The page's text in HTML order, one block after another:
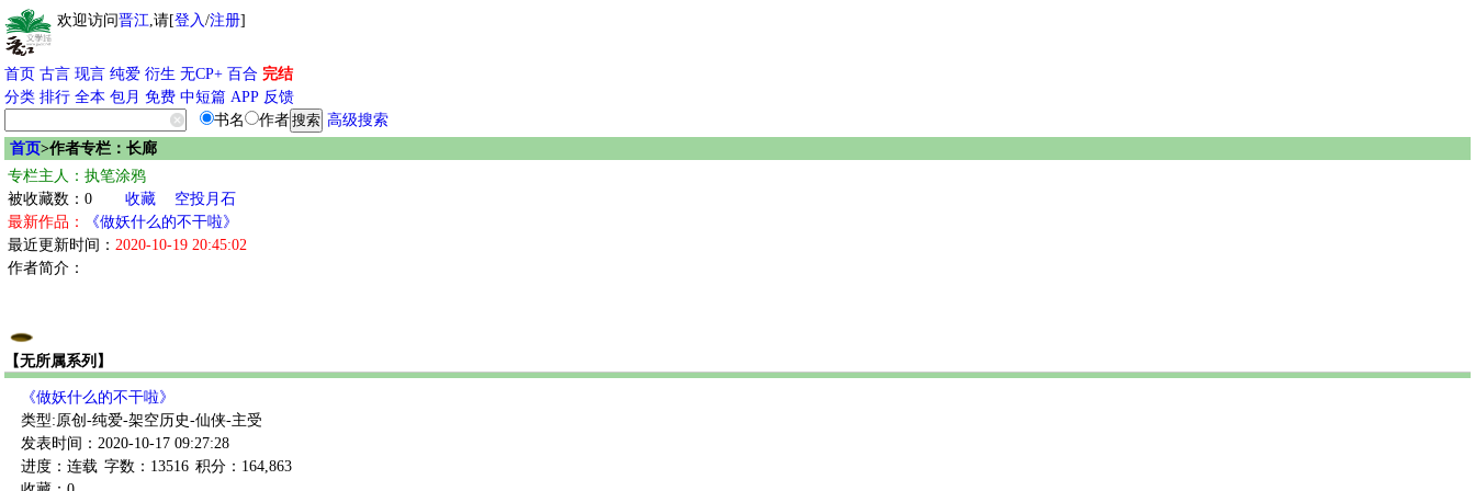
欢迎访问晋江,请[登入/注册]
首页 古言 现言 纯爱 衍生 无CP+ 百合 完结
分类 排行 全本 包月 免费 中短篇 APP 反馈
书名
作者
高级搜索
首页>作者专栏：长廊
专栏主人：执笔涂鸦
被收藏数：0
收藏
空投月石
最新作品：
《做妖什么的不干啦》
最近更新时间： 2020-10-19 20:45:02
作者简介：
【无所属系列】
《做妖什么的不干啦》
类型:原创-纯爱-架空历史-仙侠-主受
发表时间：2020-10-17 09:27:28
进度：连载 字数：13516 积分：164,863